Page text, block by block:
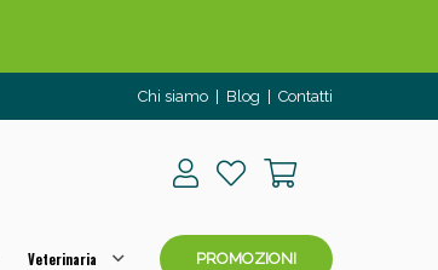
Chi siamo Blog Contatti
Veterinaria PROMOZIONI